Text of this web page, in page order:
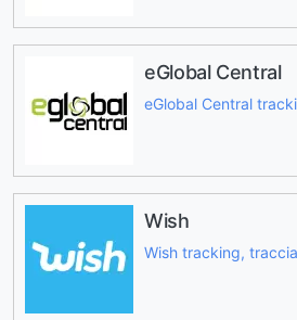
eGlobal Central
eGlobal Central
Wish
Wish tracking,